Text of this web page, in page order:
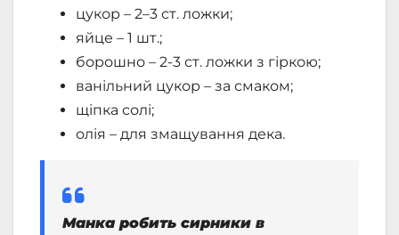
цукор – 2–3 ст. ложки;
яйце – 1 шт.;
борошно – 2-3 ст. ложки з гіркою;
ванільний цукор – за смаком;
щіпка солі;
олія – для змащування дека.
Манка робить сирники в